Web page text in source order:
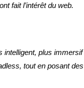
fait l’intérêt du web.
plus
tout en posant